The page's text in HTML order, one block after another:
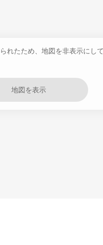
れたため、地図を非表示にし
地図を表示